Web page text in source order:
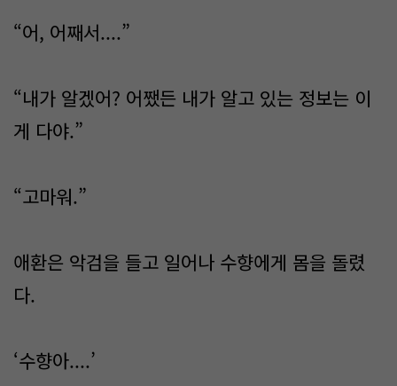
“어, 어째서....”
“내가 알겠어? 어쨌든 내가 알고 있는 정보는 이
게 다야.”
“고마워.”
애환은 악검을 들고 일어나 수향에게 몸을 돌렸
다.
‘수향아....’